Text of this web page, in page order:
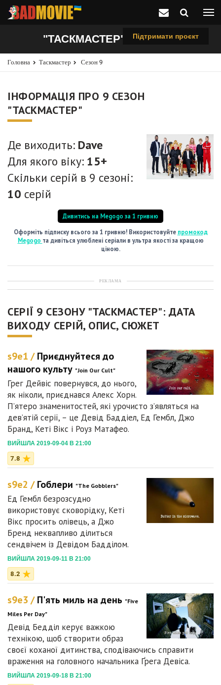
Підтримати проєкт
"ТАСКМАСТЕР", 9 СЕЗОН
Головна Таскмастер Сезон 9
ІНФОРМАЦІЯ ПРО 9 СЕЗОН
"ТАСКМАСТЕР"
Де виходить: Dave
Для якого віку: 15+
Скільки серій в 9 сезоні:
10 серій
Дивитись на Megogo за 1 гривню
Оформіть підписку всього за 1 гривню! Використовуйте промокод
Megogo та дивіться улюблені серіали в ультра якості за кращою
ціною.
РЕКЛАМА
СЕРІЇ 9 СЕЗОНУ "ТАСКМАСТЕР": ДАТА
ВИХОДУ СЕРІЙ, ОПИС, СЮЖЕТ
s9e1 /Приєднуйтеся до
нашого культу "Join Our Cult"
Грег Дейвіс повернувся, до нього,
як ніколи, приєднався Алекс Хорн.
П’ятеро знаменитостей, які урочисто з’являться на
дев’ятій серії, – це Девід Баддіел, Ед Гембл, Джо
Бранд, Кеті Вікс і Роуз Матафео.
ВИЙШЛА 2019-09-04 В 21:00
7.8
s9e2 /Гоблери "The Gobblers"
Ед Гембл безрозсудно
використовує сковорідку, Кеті
Вікс просить олівець, а Джо
Бренд неквапливо ділиться
сендвічем із Девідом Бадділом.
ВИЙШЛА 2019-09-11 В 21:00
8.2
s9e3 /П'ять миль на день "Five
Miles Per Day"
Девід Бедділ керує важкою
технікою, щоб створити образ
своєї коханої дитинства, сподіваючись справити
враження на головного начальника Ґрега Девіса.
ВИЙШЛА 2019-09-18 В 21:00